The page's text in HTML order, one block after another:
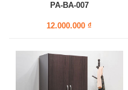
PA-BA-007
12.000.000 ₫